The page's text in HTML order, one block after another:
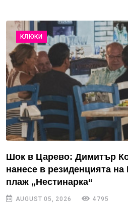
КЛЮКИ
Шок в Царево: Димитър
нанесе в резиденцията на
плаж „Нестинарка“
AUGUST 05, 2026 4795